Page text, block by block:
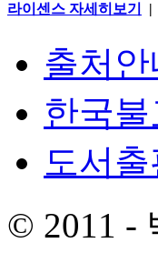
라이센스 자세히보기 |
출처안
한국
도서
© 2011 -